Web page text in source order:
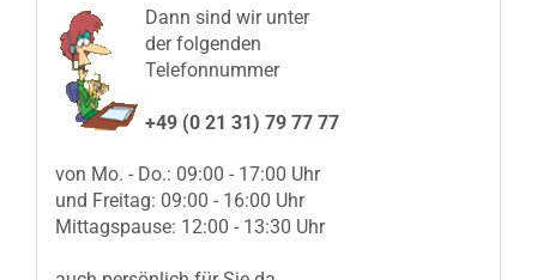
Dann sind wir unter
der folgenden
Telefonnummer
+49 (0 21 31) 79 77 77
von Mo. - Do.: 09:00 - 17:00 Uhr
und Freitag: 09:00 - 16:00 Uhr
Mittagspause: 12:00 - 13:30 Uhr